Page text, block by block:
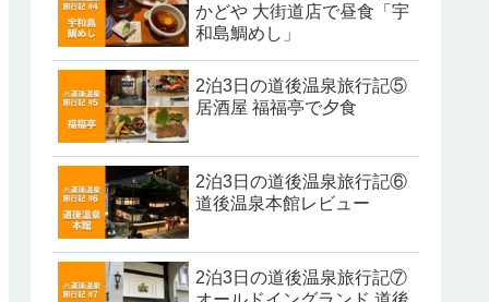
かどや 大街道店で昼食「宇
和島鯛めし」
2泊3日の道後温泉旅行記⑤
居酒屋 福福亭で夕食
2泊3日の道後温泉旅行記⑥
道後温泉本館レビュー
2泊3日の道後温泉旅行記⑦